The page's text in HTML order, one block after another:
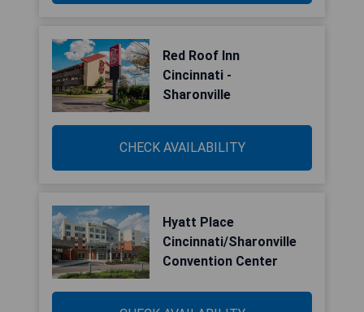
Red Roof Inn
Cincinnati -
Sharonville
CHECK AVAILABILITY
Hyatt Place
Cincinnati/Sharonville
Convention Center